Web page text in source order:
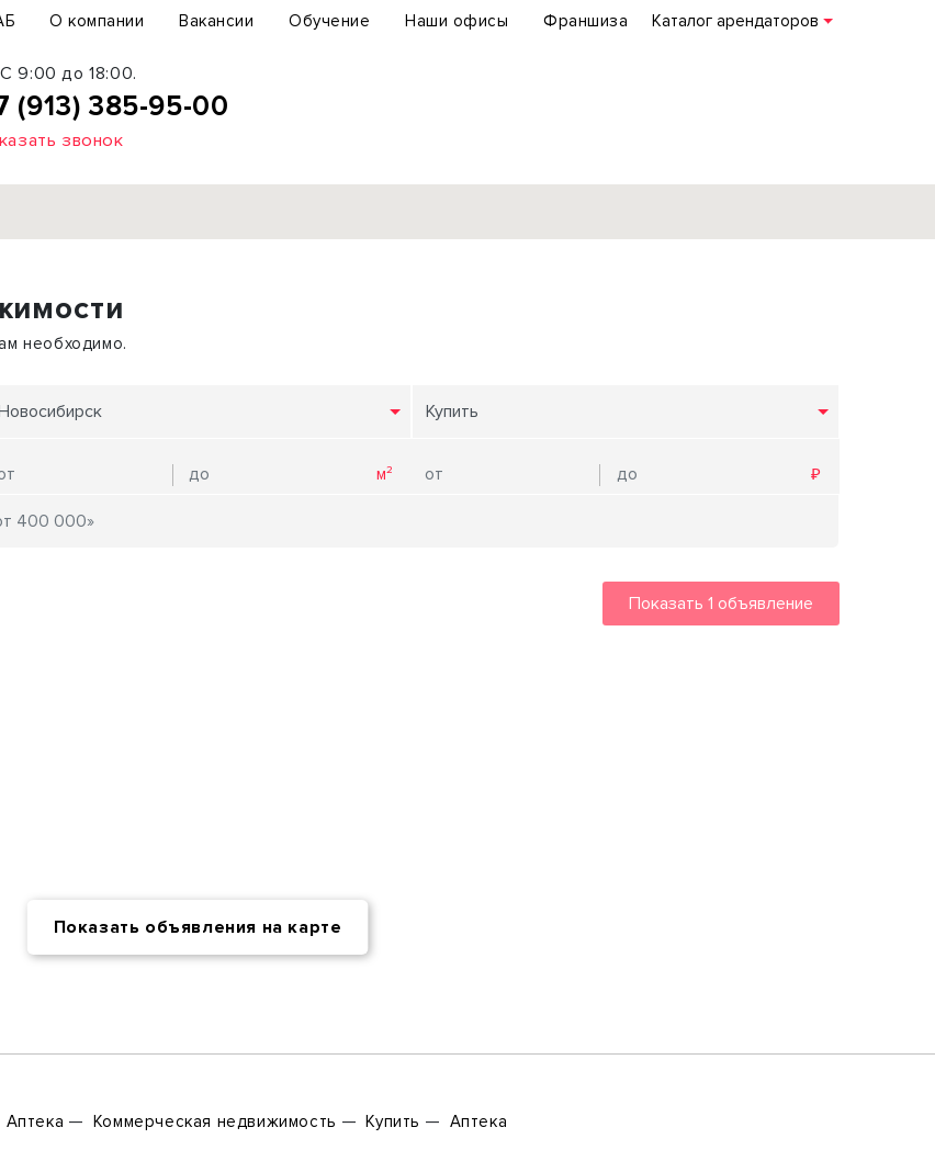
О компании Вакансии Обучение Наши офисы Франшиза Каталог арендаторов
9:00 до 18:00.
(913) 385-95-00
звонок
необходимо.
Купить
Показать 1 объявление
Показать объявления на карте
Аптека Коммерческая недвижимость Купить Аптека